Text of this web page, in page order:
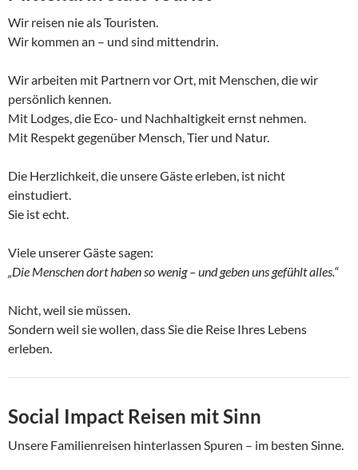
Wir reisen nie als Touristen.
Wir kommen an – und sind mittendrin.
Wir arbeiten mit Partnern vor Ort, mit Menschen, die wir
persönlich kennen.
Mit Lodges, die Eco- und Nachhaltigkeit ernst nehmen.
Mit Respekt gegenüber Mensch, Tier und Natur.
Die Herzlichkeit, die unsere Gäste erleben, ist nicht
einstudiert.
Sie ist echt.
Viele unserer Gäste sagen:
„Die Menschen dort haben so wenig – und geben uns gefühlt alles.“
Nicht, weil sie müssen.
Sondern weil sie wollen, dass Sie die Reise Ihres Lebens
erleben.
Social Impact Reisen mit Sinn
Unsere Familienreisen hinterlassen Spuren – im besten Sinne.